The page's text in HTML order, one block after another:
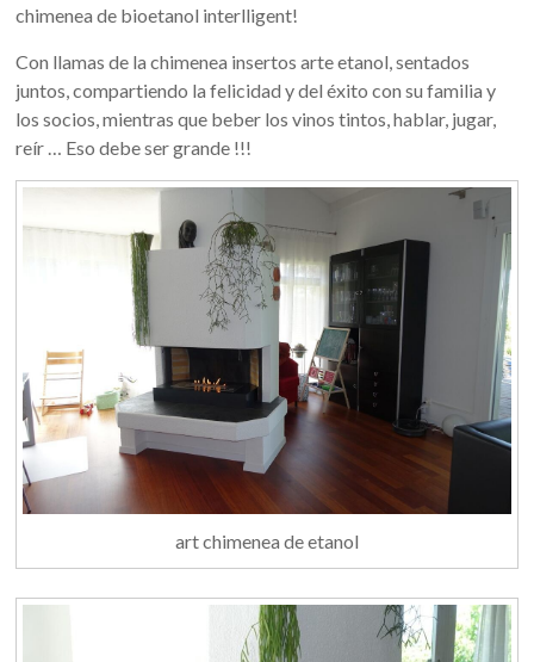
chimenea de bioetanol interlligent!
Con llamas de la chimenea insertos arte etanol, sentados
juntos, compartiendo la felicidad y del éxito con su familia y
los socios, mientras que beber los vinos tintos, hablar, jugar,
reír … Eso debe ser grande !!!
art chimenea de etanol